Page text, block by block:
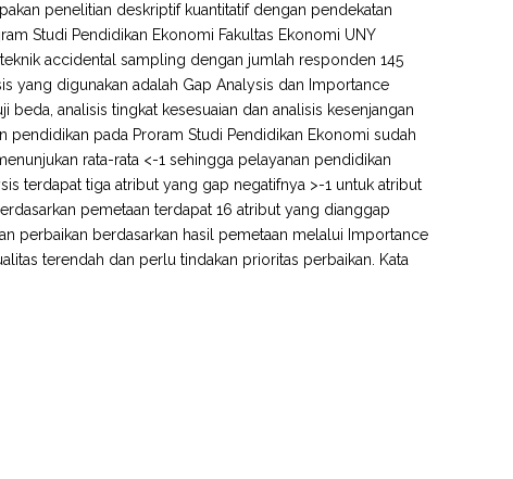
penelitian deskriptif kuantitatif dengan pendekatan
Studi Pendidikan Ekonomi Fakultas Ekonomi UNY
accidental sampling dengan jumlah responden 145
yang digunakan adalah Gap Analysis dan Importance
beda, analisis tingkat kesesuaian dan analisis kesenjangan
pendidikan pada Proram Studi Pendidikan Ekonomi sudah
rata-rata <-1 sehingga pelayanan pendidikan
terdapat tiga atribut yang gap negatifnya >-1 untuk atribut
pemetaan terdapat 16 atribut yang dianggap
perbaikan berdasarkan hasil pemetaan melalui Importance
terendah dan perlu tindakan prioritas perbaikan. Kata